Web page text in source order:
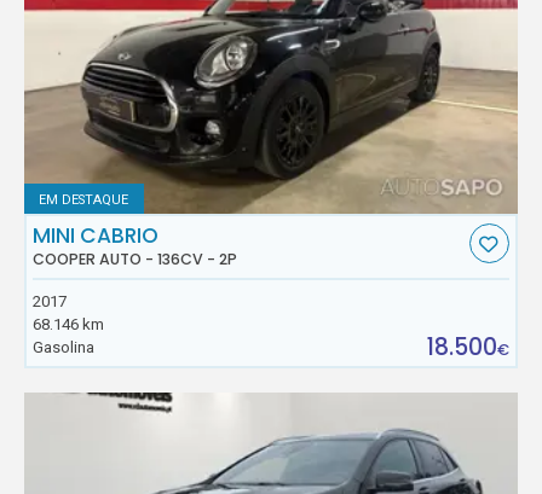
EM DESTAQUE
MINI CABRIO
COOPER AUTO - 136CV - 2P
2017
68.146 km
Gasolina
18.500€